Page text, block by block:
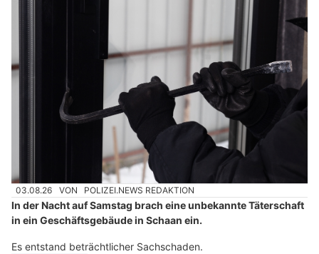
03.08.26 VON POLIZEI.NEWS REDAKTION
In der Nacht auf Samstag brach eine unbekannte Täterschaft
in ein Geschäftsgebäude in Schaan ein.
Es entstand beträchtlicher Sachschaden.